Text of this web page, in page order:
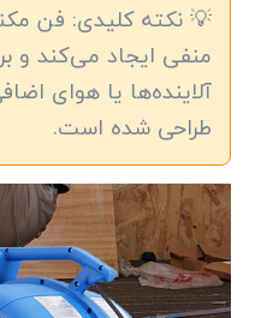
💡 نکته کلیدی: فن
منفی ایجاد می‌کند و
آلاینده‌ها یا هوای
طراحی شده است.